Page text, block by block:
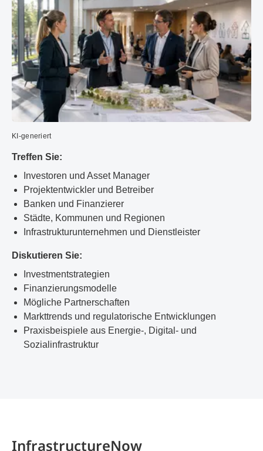
KI-generiert
Treffen Sie:
Investoren und Asset Manager
Projektentwickler und Betreiber
Banken und Finanzierer
Städte, Kommunen und Regionen
Infrastrukturunternehmen und Dienstleister
Diskutieren Sie:
Investmentstrategien
Finanzierungsmodelle
Mögliche Partnerschaften
Markttrends und regulatorische Entwicklungen
Praxisbeispiele aus Energie-, Digital- und
Sozialinfrastruktur
InfrastructureNow